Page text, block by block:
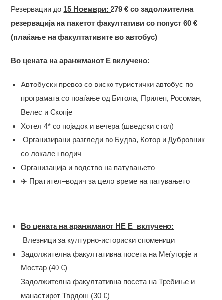
Резервации до 15 Ноември:279 €со задолжителна
резервација на пакетот факултативи со попуст 60 €
(плаќање на факултативите во автобус)
Во цената на аранжманот Е вклучено:
Автобуски превоз со виско туристички автобус по
програмата со поаѓање од Битола, Прилеп, Росоман,
Велес и Скопје
Хотел 4* со појадок и вечера (шведски стол)
️ Организирани разгледи во Будва, Котор и Дубровник
со локален водич
Организација и водство на патувањето
‍✈️ Пратител–водич за цело време на патувањето
Во цената на аранжманот НЕ Е вклучено:
Влезници за културно-историски споменици
Задолжителна факултативна посета на Меѓугорје и
Мостар (40 €)
Задолжителна факултативна посета на Требиње и
манастирот Тврдош (30 €)